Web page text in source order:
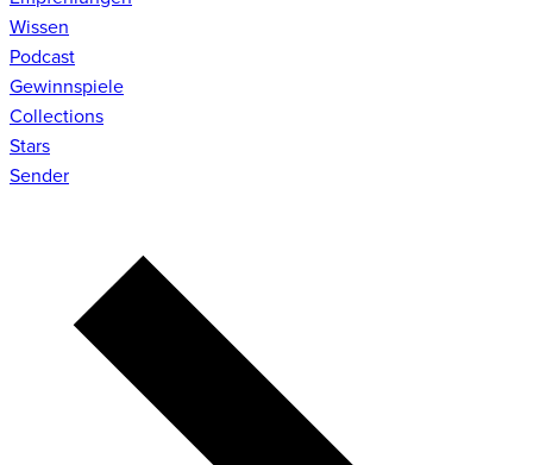
Wissen
Podcast
Gewinnspiele
Collections
Stars
Sender